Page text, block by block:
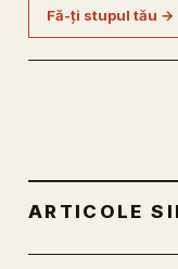
Fă-ți stupul tău →
ARTICOLE